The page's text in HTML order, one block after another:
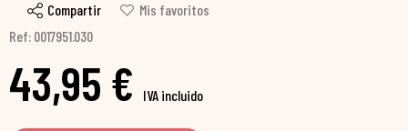
Compartir
Mis favoritos
Ref: 0017951.030
43,95 € IVA incluido